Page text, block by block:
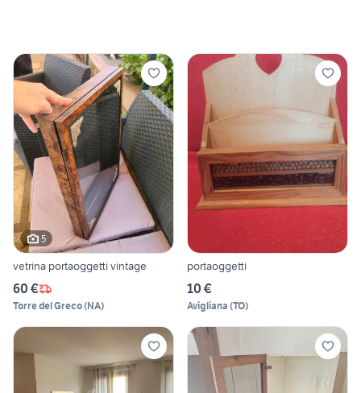
5
vetrina portaoggetti vintage
60 €
Torre del Greco(NA)
portaoggetti
10 €
Avigliana (TO)